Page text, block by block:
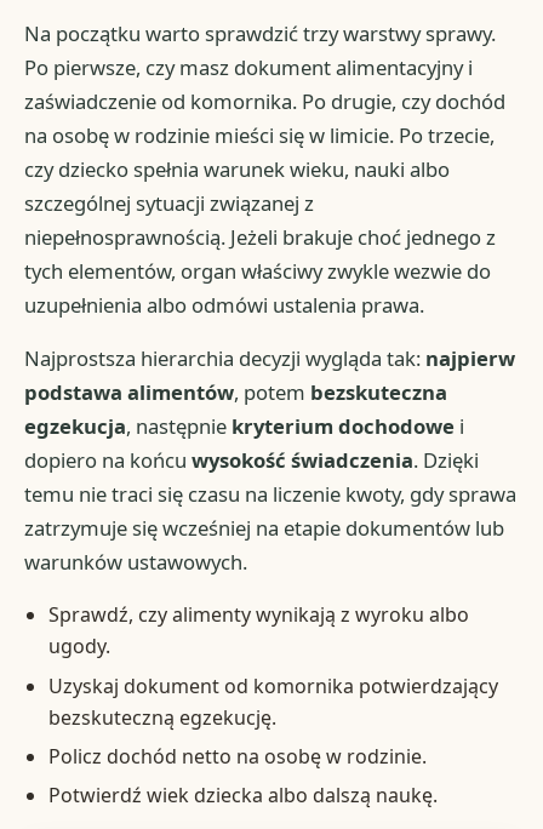
Na początku warto sprawdzić trzy warstwy sprawy.
Po pierwsze, czy masz dokument alimentacyjny i
zaświadczenie od komornika. Po drugie, czy dochód
na osobę w rodzinie mieści się w limicie. Po trzecie,
czy dziecko spełnia warunek wieku, nauki albo
szczególnej sytuacji związanej z
niepełnosprawnością. Jeżeli brakuje choć jednego z
tych elementów, organ właściwy zwykle wezwie do
uzupełnienia albo odmówi ustalenia prawa.
Najprostsza hierarchia decyzji wygląda tak: najpierw
podstawa alimentów, potem bezskuteczna
egzekucja, następnie kryterium dochodowe i
dopiero na końcuwysokość świadczenia. Dzięki
temu nie traci się czasu na liczenie kwoty, gdy sprawa
zatrzymuje się wcześniej na etapie dokumentów lub
warunków ustawowych.
Sprawdź, czy alimenty wynikają z wyroku albo
ugody.
Uzyskaj dokument od komornika potwierdzający
bezskuteczną egzekucję.
Policz dochód netto na osobę w rodzinie.
Potwierdź wiek dziecka albo dalszą naukę.